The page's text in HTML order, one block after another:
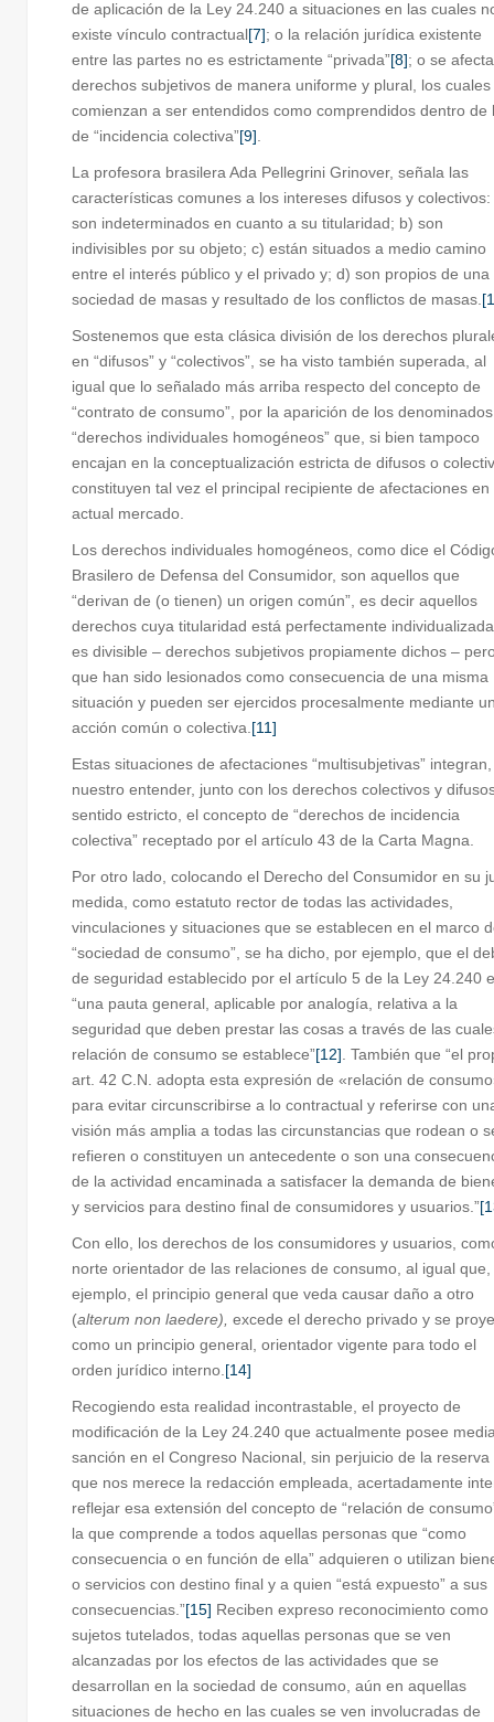
de aplicación de la Ley 24.240 a situaciones en las cuales
existe vínculo contractual[7]; o la relación jurídica existente
entre las partes no es estrictamente “privada”[8]; o se
derechos subjetivos de manera uniforme y plural, los cuales
comienzan a ser entendidos como comprendidos dentro de
de “incidencia colectiva”[9]
La profesora brasilera Ada Pellegrini Grinover, señala las
características comunes a los intereses difusos y colectivos:
son indeterminados en cuanto a su titularidad; b) son
indivisibles por su objeto; c) están situados a medio camino
entre el interés público y el privado y; d) son propios de una
sociedad de masas y resultado de los conflictos de masas.
Sostenemos que esta clásica división de los derechos
en “difusos” y “colectivos”, se ha visto también superada, al
igual que lo señalado más arriba respecto del concepto de
“contrato de consumo”, por la aparición de los denominados
“derechos individuales homogéneos” que, si bien tampoco
encajan en la conceptualización estricta de difusos o
constituyen tal vez el principal recipiente de afectaciones en
actual mercado.
Los derechos individuales homogéneos, como dice el
Brasilero de Defensa del Consumidor, son aquellos que
“derivan de (o tienen) un origen común”, es decir aquellos
derechos cuya titularidad está perfectamente
es divisible – derechos subjetivos propiamente dichos –
que han sido lesionados como consecuencia de una misma
situación y pueden ser ejercidos procesalmente mediante
acción común o colectiva. [11]
Estas situaciones de afectaciones “multisubjetivas”
nuestro entender, junto con los derechos colectivos y
sentido estricto, el concepto de “derechos de incidencia
colectiva” receptado por el artículo 43 de la Carta Magna.
Por otro lado, colocando el Derecho del Consumidor en su
medida, como estatuto rector de todas las actividades,
vinculaciones y situaciones que se establecen en el marco
“sociedad de consumo”, se ha dicho, por ejemplo, que el
de seguridad establecido por el artículo 5 de la Ley 24.240
“una pauta general, aplicable por analogía, relativa a la
seguridad que deben prestar las cosas a través de las
relación de consumo se establece”[12] . También que “el
art. 42 C.N. adopta esta expresión de «relación de
para evitar circunscribirse a lo contractual y referirse con
visión más amplia a todas las circunstancias que rodean o
refieren o constituyen un antecedente o son una
de la actividad encaminada a satisfacer la demanda de
y servicios para destino final de consumidores y usuarios.”
Con ello, los derechos de los consumidores y usuarios,
norte orientador de las relaciones de consumo, al igual
ejemplo, el principio general que veda causar daño a otro
(alterum non laedere), excede el derecho privado y se
como un principio general, orientador vigente para todo el
orden jurídico interno. [14]
Recogiendo esta realidad incontrastable, el proyecto de
modificación de la Ley 24.240 que actualmente posee
sanción en el Congreso Nacional, sin perjuicio de la reserva
que nos merece la redacción empleada, acertadamente
reflejar esa extensión del concepto de “relación de
la que comprende a todos aquellas personas que “como
consecuencia o en función de ella” adquieren o utilizan
o servicios con destino final y a quien “está expuesto” a sus
consecuencias.”[15] Reciben expreso reconocimiento como
sujetos tutelados, todas aquellas personas que se ven
alcanzadas por los efectos de las actividades que se
desarrollan en la sociedad de consumo, aún en aquellas
situaciones de hecho en las cuales se ven involucradas de